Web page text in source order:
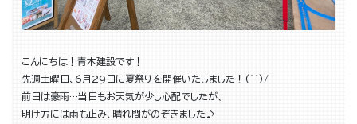
こんにちは！青木建設です！
先週土曜日、6月29日に夏祭りを開催いたしました！(^^)/
前日は豪雨…当日もお天気が少し心配でしたが、
明け方には雨も止み、晴れ間がのぞきました♪